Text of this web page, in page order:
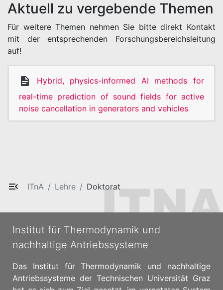
Aktuell zu vergebende Themen
Für weitere Themen nehmen Sie bitte direkt Kontakt
mit der entsprechenden Forschungsbereichsleitung
auf!
Hybrid, physics-informed AI methods for
real-time prediction of sound fields for active
noise cancellation in generators and vehicles
ITnA Lehre Doktorat
Institut für Thermodynamik und
nachhaltige Antriebssysteme
Das Institut für Thermodynamik und nachhaltige
Antriebssysteme der Technischen Universität Graz